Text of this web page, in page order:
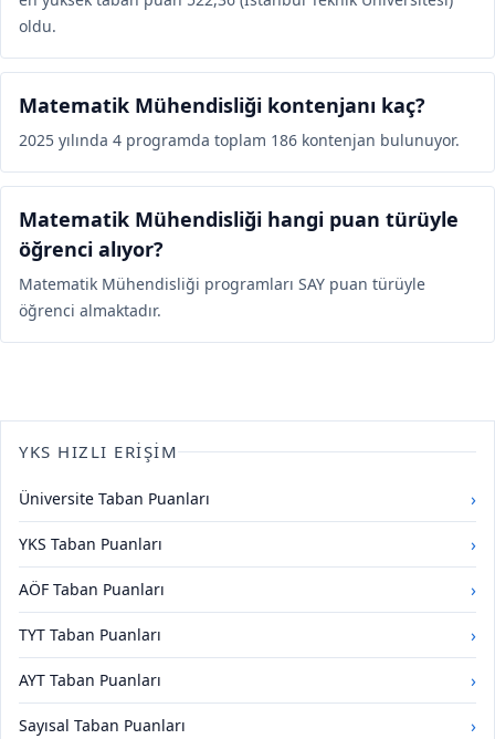
oldu.
Matematik Mühendisliği kontenjanı kaç?
2025 yılında 4 programda toplam 186 kontenjan bulunuyor.
Matematik Mühendisliği hangi puan türüyle
öğrenci alıyor?
Matematik Mühendisliği programları SAY puan türüyle
öğrenci almaktadır.
YKS HIZLI ERIŞIM
Üniversite Taban Puanları ›
YKS Taban Puanları ›
AÖF Taban Puanları ›
TYT Taban Puanları ›
AYT Taban Puanları ›
Sayısal Taban Puanları ›